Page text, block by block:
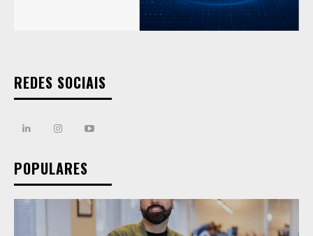
REDES SOCIAIS
POPULARES